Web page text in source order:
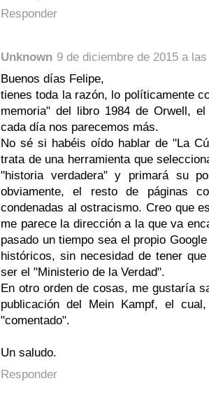
Responder
Unknown 9 de diciembre de 2015 a
Buenos días Felipe,
tienes toda la razón, lo políticamente
memoria" del libro 1984 de Orwell,
cada día nos parecemos más.
No sé si habéis oído hablar de "La
trata de una herramienta que
"historia verdadera" y primará su
obviamente, el resto de páginas
condenadas al ostracismo. Creo que
me parece la dirección a la que va
pasado un tiempo sea el propio
históricos, sin necesidad de tener
ser el "Ministerio de la Verdad".
En otro orden de cosas, me gustaría
publicación del Mein Kampf, el
"comentado".
Un saludo.
Responder